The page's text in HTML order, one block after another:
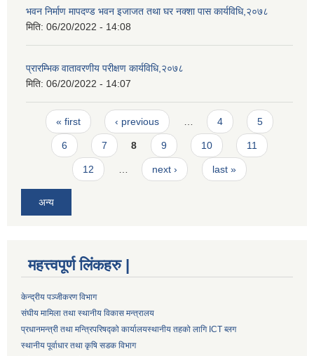
भवन निर्माण मापदण्ड भवन इजाजत तथा घर नक्शा पास कार्यविधि,२०७८
मिति: 06/20/2022 - 14:08
प्रारम्भिक वातावरणीय परीक्षण कार्यविधि,२०७८
मिति: 06/20/2022 - 14:07
Pages
« first ‹ previous … 4 5
6 7 8 9 10 11
12 … next › last »
अन्य
महत्त्वपूर्ण लिंकहरु |
केन्द्रीय पञ्जीकरण विभाग
संघीय मामिला तथा स्थानीय विकास मन्त्रालय
प्रधानमन्त्री तथा मन्त्रिपरिषद्को कार्यालयस्थानीय तहको लागि ICT ब्लग
स्थानीय पूर्वाधार तथा कृषि सडक विभाग